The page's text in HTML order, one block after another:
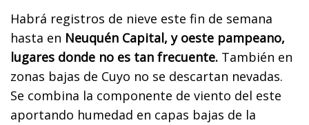
Habrá registros de nieve este fin de semana
hasta en Neuquén Capital, y oeste pampeano,
lugares donde no es tan frecuente. También en
zonas bajas de Cuyo no se descartan nevadas.
Se combina la componente de viento del este
aportando humedad en capas bajas de la